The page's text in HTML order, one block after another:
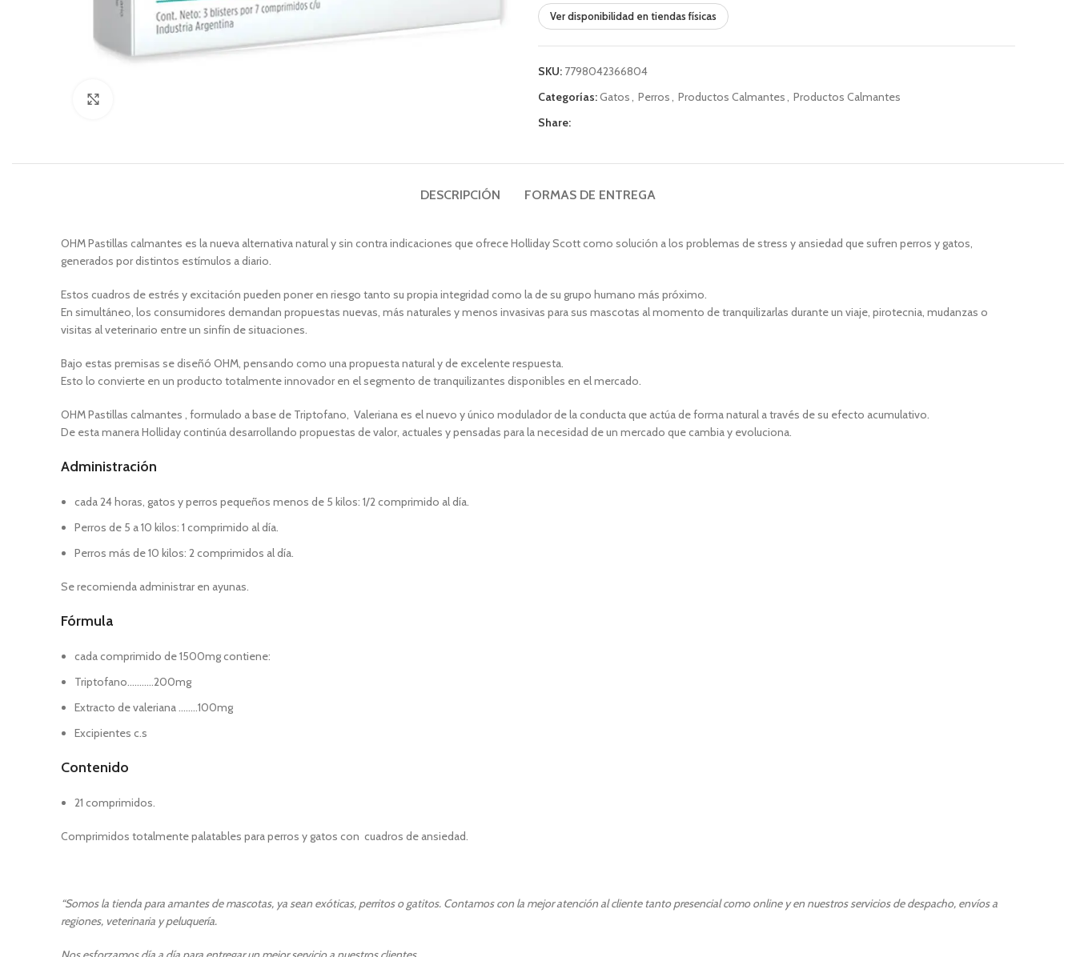
Ver disponibilidad en tiendas físicas
SKU: 7798042366804
Categorías:Gatos, Perros, Productos Calmantes, Productos Calmantes
Share:
DESCRIPCIÓN FORMAS DE ENTREGA
OHM Pastillas calmantes es la nueva alternativa natural y sin contra indicaciones que ofrece Holliday Scott como solución a los problemas de stress y ansiedad que sufren perros y gatos,
generados por distintos estímulos a diario.
Estos cuadros de estrés y excitación pueden poner en riesgo tanto su propia integridad como la de su grupo humano más próximo.
En simultáneo, los consumidores demandan propuestas nuevas, más naturales y menos invasivas para sus mascotas al momento de tranquilizarlas durante un viaje, pirotecnia, mudanzas o
visitas al veterinario entre un sinfín de situaciones.
Bajo estas premisas se diseñó OHM, pensando como una propuesta natural y de excelente respuesta.
Esto lo convierte en un producto totalmente innovador en el segmento de tranquilizantes disponibles en el mercado.
OHM Pastillas calmantes , formulado a base de Triptofano, Valeriana es el nuevo y único modulador de la conducta que actúa de forma natural a través de su efecto acumulativo.
De esta manera Holliday continúa desarrollando propuestas de valor, actuales y pensadas para la necesidad de un mercado que cambia y evoluciona.
Administración
cada 24 horas, gatos y perros pequeños menos de 5 kilos: 1/2 comprimido al día.
Perros de 5 a 10 kilos: 1 comprimido al día.
Perros más de 10 kilos: 2 comprimidos al día.
Se recomienda administrar en ayunas.
Fórmula
cada comprimido de 1500mg contiene:
Triptofano………..200mg
Extracto de valeriana ……..100mg
Excipientes c.s
Contenido
21 comprimidos.
Comprimidos totalmente palatables para perros y gatos con cuadros de ansiedad.
“Somos la tienda para amantes de mascotas, ya sean exóticas, perritos o gatitos. Contamos con la mejor atención al cliente tanto presencial como online y en nuestros servicios de despacho, envíos a
regiones, veterinaria y peluquería.